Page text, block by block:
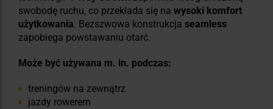
swobodę ruchu, co przekłada się na wysoki komfort
użytkowania. Bezszwowa konstrukcja seamless
zapobiega powstawaniu otarć.
Może być używana m. in. podczas:
treningów na zewnątrz
jazdy rowerem